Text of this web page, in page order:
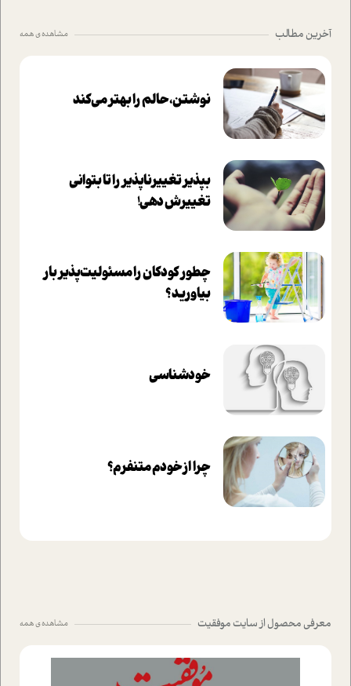
آخرین مطالب مشاهده ی همه
نوشتن، حالم را بهتر می‌کند
بپذير تغييرناپذير را تا بتواني
تغييرش دهي!‏
چطور کودکان را مسئولیت‌پذیر بار
بیاورید؟
خودشناسی
چرا از خودم متنفرم؟
معرفی محصول از سایت موفقیت مشاهده ی همه